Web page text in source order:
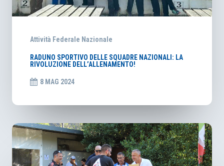
Attività Federale Nazionale
RADUNO SPORTIVO DELLE SQUADRE NAZIONALI: LA
RIVOLUZIONE DELL’ALLENAMENTO!
8 MAG 2024